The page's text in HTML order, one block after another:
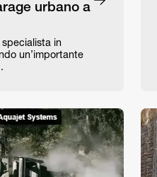
urbano a
in
un’importante